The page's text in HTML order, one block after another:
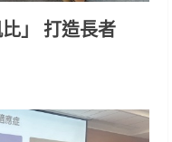
」 打造長者